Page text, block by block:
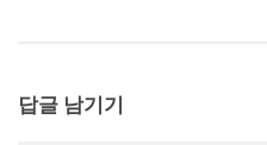
답글 남기기